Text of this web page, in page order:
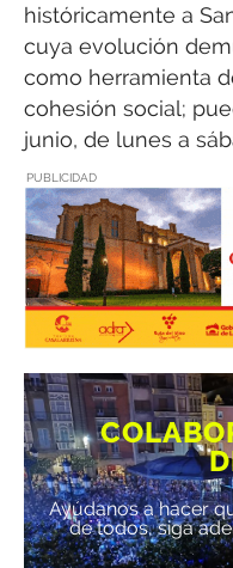
históricamente a
cuya evolución
como herramienta
cohesión social;
junio, de lunes a
PUBLICIDAD
Ayúdanos a hacer
de todos, siga